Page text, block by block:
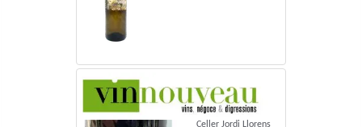
Celler Jordi Llorens